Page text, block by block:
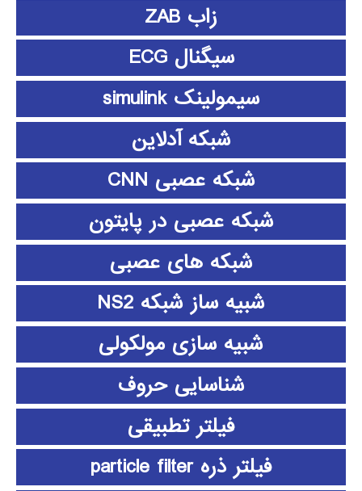
زاب ZAB
سیگنال ECG
سیمولینک simulink
شبکه آدلاین
شبکه عصبی CNN
شبکه عصبی در پایتون
شبکه های عصبی
شبیه ساز شبکه NS2
شبیه سازی مولکولی
شناسایی حروف
فیلتر تطبیقی
فیلتر ذره particle filter